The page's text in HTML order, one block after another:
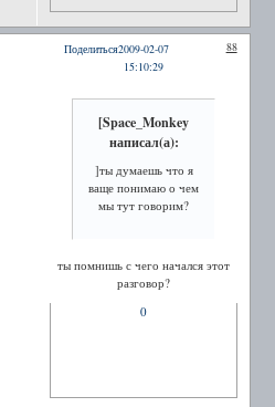
Поделиться 88
2009-02-07
15:10:29
[Space_Monkey
написал(а):
]ты думаешь что я
ваще понимаю о чем
мы тут говорим?
ты помнишь с чего начался этот
разговор?
0